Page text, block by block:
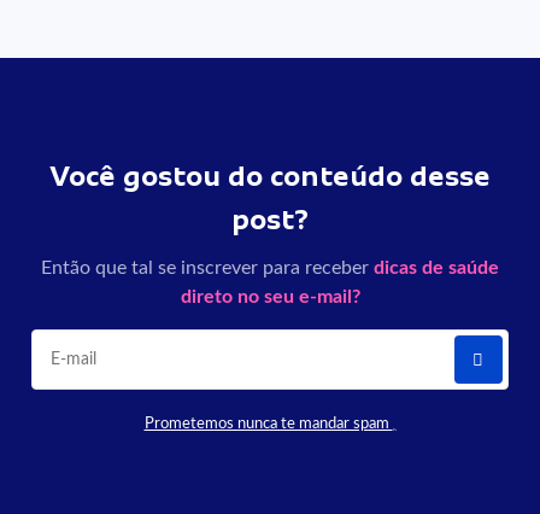
Você gostou do conteúdo desse
post?
Então que tal se inscrever para receber dicas de saúde
direto no seu e-mail?
Prometemos nunca te mandar spam